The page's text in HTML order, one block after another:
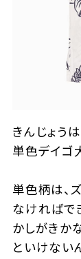
きんじょう
単色デイゴ大
単色柄は、
なければで
かしがきか
といけない